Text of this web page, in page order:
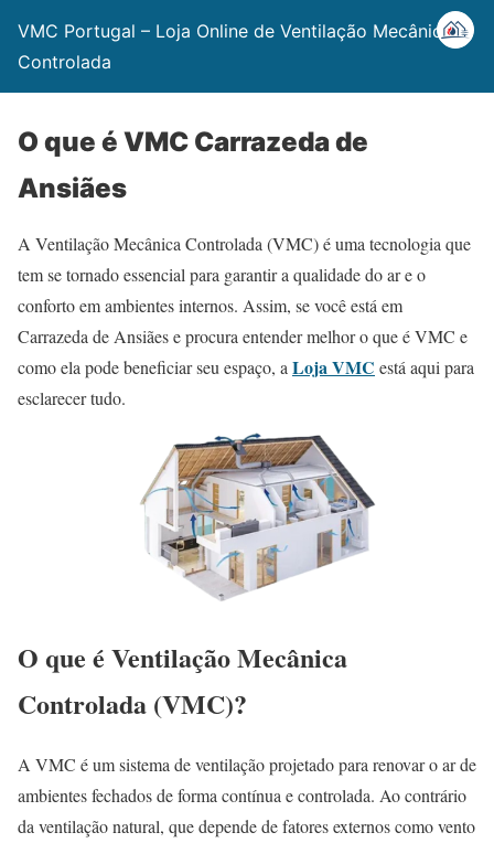
VMC Portugal – Loja Online de Ventilação Mecânica
Controlada
O que é VMC Carrazeda de
Ansiães
A Ventilação Mecânica Controlada (VMC) é uma tecnologia que
tem se tornado essencial para garantir a qualidade do ar e o
conforto em ambientes internos. Assim, se você está em
Carrazeda de Ansiães e procura entender melhor o que é VMC e
como ela pode beneficiar seu espaço, a Loja VMC está aqui para
esclarecer tudo.
O que é Ventilação Mecânica
Controlada (VMC)?
A VMC é um sistema de ventilação projetado para renovar o ar de
ambientes fechados de forma contínua e controlada. Ao contrário
da ventilação natural, que depende de fatores externos como vento